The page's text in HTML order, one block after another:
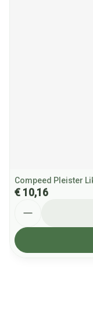
Compeed Pleister
€ 10,16